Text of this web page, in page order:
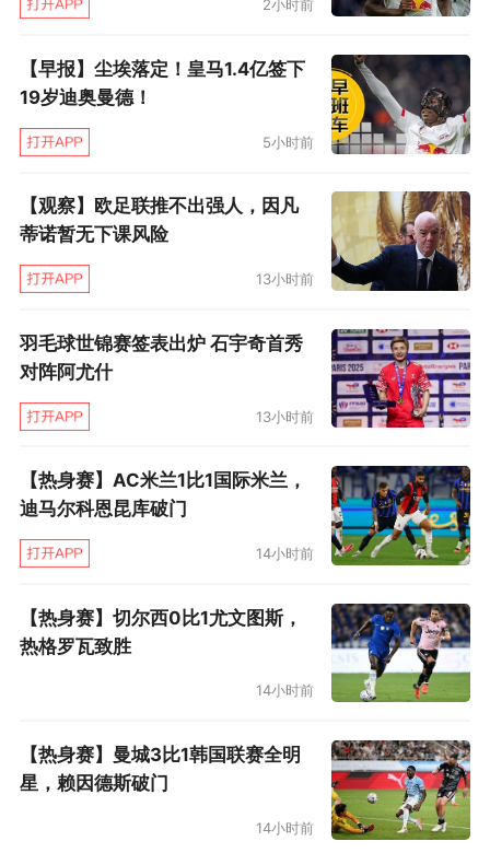
2小时前
【早报】尘埃落定！皇马1.4亿签下
19岁迪奥曼德！
5小时前
【观察】欧足联推不出强人，因凡
蒂诺暂无下课风险
13小时前
羽毛球世锦赛签表出炉 石宇奇首秀
对阵阿尤什
13小时前
【热身赛】AC米兰1比1国际米兰，
迪马尔科恩昆库破门
14小时前
【热身赛】切尔西0比1尤文图斯，
热格罗瓦致胜
14小时前
【热身赛】曼城3比1韩国联赛全明
星，赖因德斯破门
14小时前